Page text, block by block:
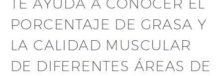
PORCENTAJE DE GRASA Y
LA CALIDAD MUSCULAR
DE DIFERENTES ÁREAS DE